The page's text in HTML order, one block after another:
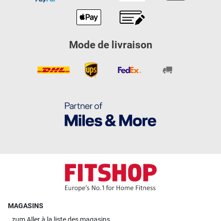
Mode de livraison
MAGASINS